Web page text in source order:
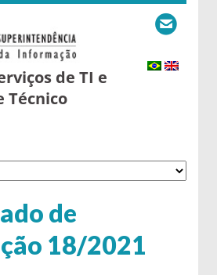
de TI e
Técnico
de
18/2021